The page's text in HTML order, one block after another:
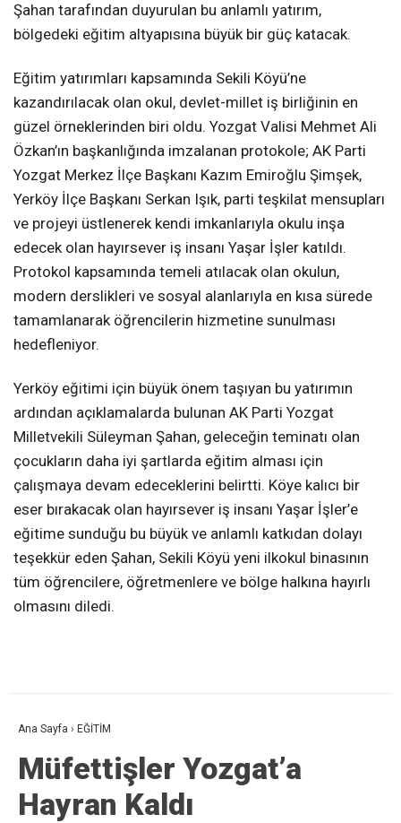
Şahan tarafından duyurulan bu anlamlı yatırım,
bölgedeki eğitim altyapısına büyük bir güç katacak.
Eğitim yatırımları kapsamında Sekili Köyü’ne
kazandırılacak olan okul, devlet-millet iş birliğinin en
güzel örneklerinden biri oldu. Yozgat Valisi Mehmet Ali
Özkan’ın başkanlığında imzalanan protokole; AK Parti
Yozgat Merkez İlçe Başkanı Kazım Emiroğlu Şimşek,
Yerköy İlçe Başkanı Serkan Işık, parti teşkilat mensupları
ve projeyi üstlenerek kendi imkanlarıyla okulu inşa
edecek olan hayırsever iş insanı Yaşar İşler katıldı.
Protokol kapsamında temeli atılacak olan okulun,
modern derslikleri ve sosyal alanlarıyla en kısa sürede
tamamlanarak öğrencilerin hizmetine sunulması
hedefleniyor.
Yerköy eğitimi için büyük önem taşıyan bu yatırımın
ardından açıklamalarda bulunan AK Parti Yozgat
Milletvekili Süleyman Şahan, geleceğin teminatı olan
çocukların daha iyi şartlarda eğitim alması için
çalışmaya devam edeceklerini belirtti. Köye kalıcı bir
eser bırakacak olan hayırsever iş insanı Yaşar İşler’e
eğitime sunduğu bu büyük ve anlamlı katkıdan dolayı
teşekkür eden Şahan, Sekili Köyü yeni ilkokul binasının
tüm öğrencilere, öğretmenlere ve bölge halkına hayırlı
olmasını diledi.
Ana Sayfa › EĞİTİM
Müfettişler Yozgat’a
Hayran Kaldı